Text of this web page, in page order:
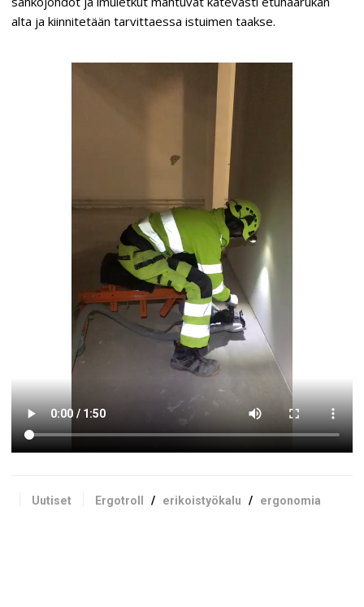
alta ja kiinnitetään tarvittaessa istuimen taakse.
Uutiset Ergotroll / erikoistyökalu / ergonomia